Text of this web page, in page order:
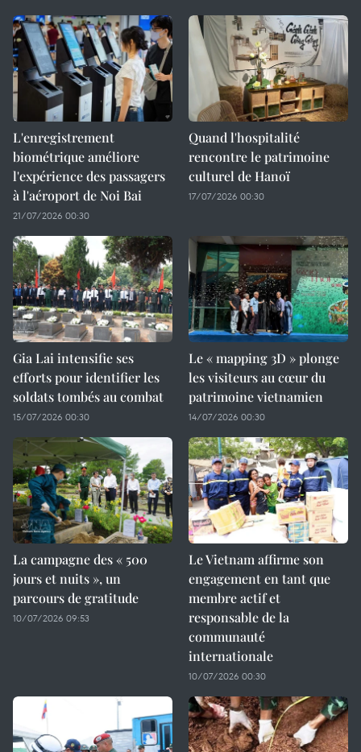
L'enregistrement
biométrique améliore
l'expérience des passagers
à l'aéroport de Noi Bai
21/07/2026 00:30
Quand l'hospitalité
rencontre le patrimoine
culturel de Hanoï
17/07/2026 00:30
Gia Lai intensifie ses
efforts pour identifier les
soldats tombés au combat
15/07/2026 00:30
Le « mapping 3D » plonge
les visiteurs au cœur du
patrimoine vietnamien
14/07/2026 00:30
La campagne des « 500
jours et nuits », un
parcours de gratitude
10/07/2026 09:53
Le Vietnam affirme son
engagement en tant que
membre actif et
responsable de la
communauté
internationale
10/07/2026 00:30